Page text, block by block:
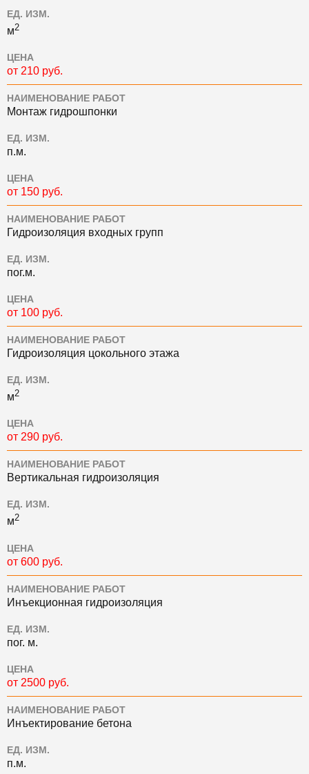
ЕД. ИЗМ.
м2
ЦЕНА
от 210 руб.
НАИМЕНОВАНИЕ РАБОТ
Монтаж гидрошпонки
ЕД. ИЗМ.
п.м.
ЦЕНА
от 150 руб.
НАИМЕНОВАНИЕ РАБОТ
Гидроизоляция входных групп
ЕД. ИЗМ.
пог.м.
ЦЕНА
от 100 руб.
НАИМЕНОВАНИЕ РАБОТ
Гидроизоляция цокольного этажа
ЕД. ИЗМ.
м2
ЦЕНА
от 290 руб.
НАИМЕНОВАНИЕ РАБОТ
Вертикальная гидроизоляция
ЕД. ИЗМ.
м2
ЦЕНА
от 600 руб.
НАИМЕНОВАНИЕ РАБОТ
Инъекционная гидроизоляция
ЕД. ИЗМ.
пог. м.
ЦЕНА
от 2500 руб.
НАИМЕНОВАНИЕ РАБОТ
Инъектирование бетона
ЕД. ИЗМ.
п.м.